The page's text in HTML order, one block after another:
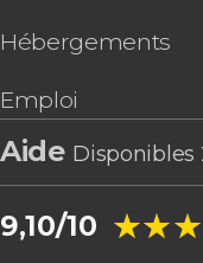
Hébergements
Emploi
Aide Disponibles
9,10/10